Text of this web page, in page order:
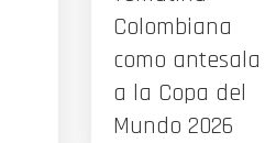
Colombiana
como antesala
a la Copa del
Mundo 2026